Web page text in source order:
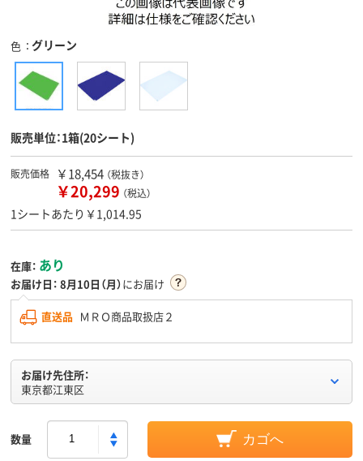
色 グリーン
販売単位：1箱(20シート)
販売価格 ￥18,454 （税抜き）
￥20,299 （税込）
1シートあたり￥1,014.95
在庫： あり
お届け日： 8月10日（月）にお届け
直送品 ＭＲＯ商品取扱店２
お届け先住所：
東京都江東区
数量 カゴへ